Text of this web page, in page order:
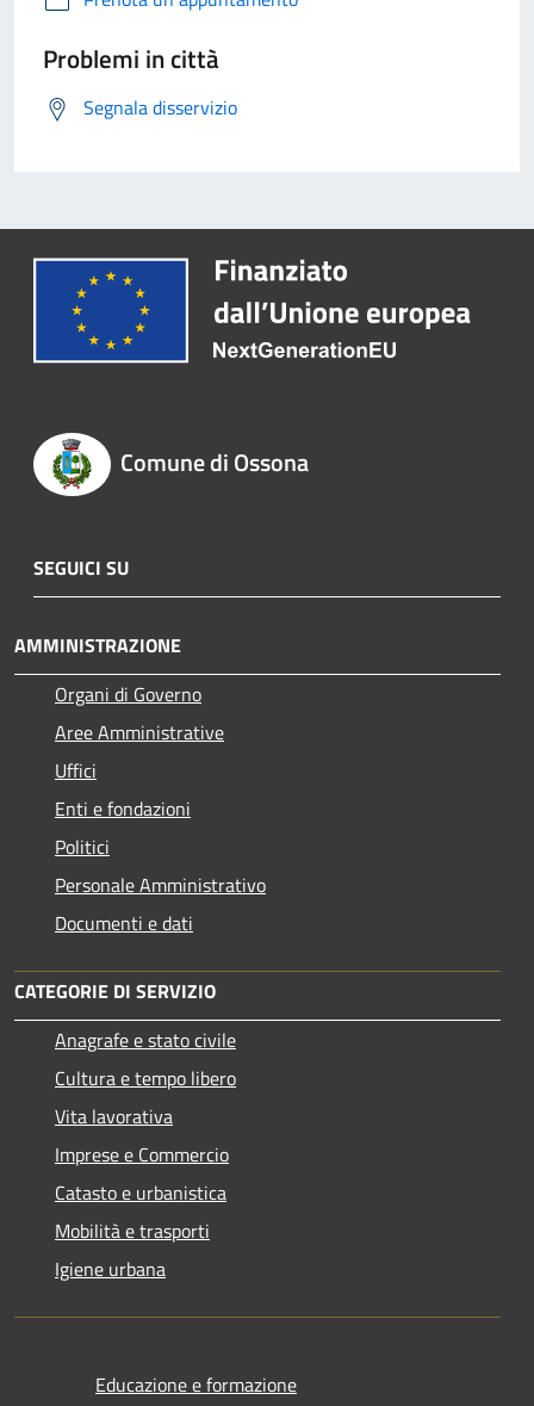
Problemi in città
Segnala disservizio
Comune di Ossona
SEGUICI SU
AMMINISTRAZIONE
Organi di Governo
Aree Amministrative
Uffici
Enti e fondazioni
Politici
Personale Amministrativo
Documenti e dati
CATEGORIE DI SERVIZIO
Anagrafe e stato civile
Cultura e tempo libero
Vita lavorativa
Imprese e Commercio
Catasto e urbanistica
Mobilità e trasporti
Igiene urbana
Educazione e formazione